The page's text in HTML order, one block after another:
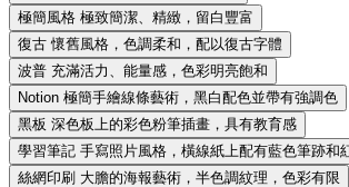
極簡風格 極致簡潔、精緻，留白豐富
復古 懷舊風格，色調柔和，配以復古字體
波普 充滿活力、能量感，色彩明亮飽和
Notion 極簡手繪線條藝術，黑白配色並帶有強調色
黑板 深色板上的彩色粉筆插畫，具有教育感
學習筆記 手寫照片風格，橫線紙上配有藍色筆跡和
絲網印刷 大膽的海報藝術，半色調紋理，色彩有限